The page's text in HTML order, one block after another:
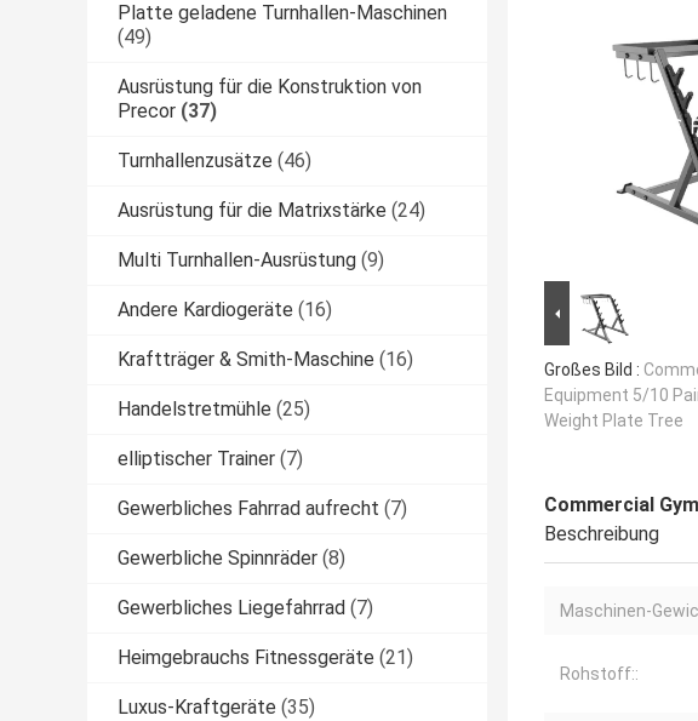
Platte geladene Turnhallen-Maschinen
(49)
Ausrüstung für die Konstruktion von
Precor (37)
Turnhallenzusätze (46)
Ausrüstung für die Matrixstärke (24)
Multi Turnhallen-Ausrüstung (9)
Andere Kardiogeräte (16)
Kraftträger & Smith-Maschine (16)
Handelstretmühle (25)
elliptischer Trainer (7)
Gewerbliches Fahrrad aufrecht (7)
Gewerbliche Spinnräder (8)
Gewerbliches Liegefahrrad (7)
Heimgebrauchs Fitnessgeräte (21)
Luxus-Kraftgeräte (35)
Großes Bild :
Equipment 5/10
Weight Plate Tree
Commercial
Beschreibung
Maschinen-
Rohstoff::